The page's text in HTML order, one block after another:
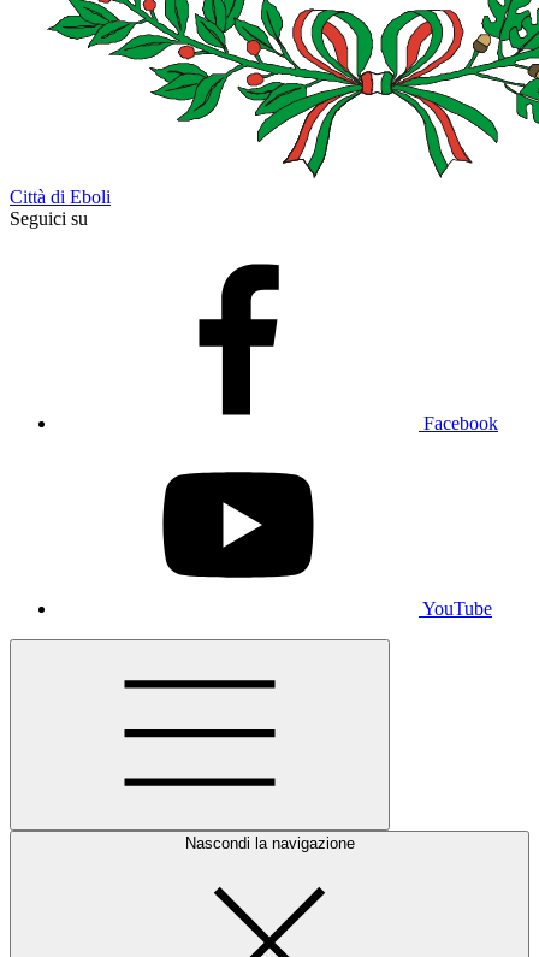
Città di Eboli
Seguici su
Facebook
YouTube
Nascondi la navigazione